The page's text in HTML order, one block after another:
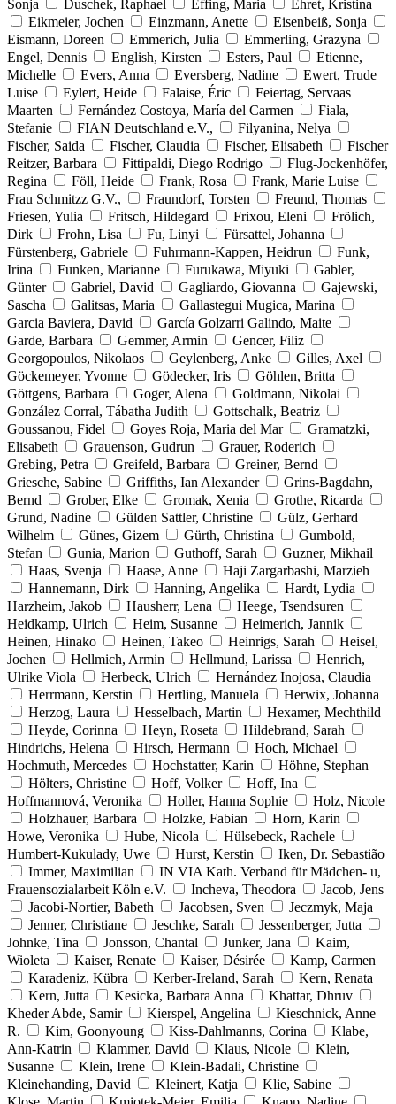
Sonja
Duschek, Raphael Effing, Maria
Ehret, Kristina
Eikmeier, Jochen
Einzmann, Anette
Eisenbeiß, Sonja
Eismann, Doreen
Emmerich, Julia
Emmerling, Grazyna
Engel, Dennis
English, Kirsten Esters, Paul
Etienne,
Michelle
Evers, Anna Eversberg, Nadine
Ewert, Trude
Luise
Eylert, Heide Falaise, Éric
Feiertag, Servaas
Maarten
Fernández Costoya, María del Carmen
Fiala,
Stefanie
FIAN Deutschland e.V.,
Filyanina, Nelya
Fischer, Saida
Fischer, Claudia Fischer, Elisabeth
Fischer
Reitzer, Barbara
Fittipaldi, Diego Rodrigo
Flug-Jockenhöfer,
Regina
Föll, Heide Frank, Rosa
Frank, Marie Luise
Frau Schmitzz G.V.,
Fraundorf, Torsten
Freund, Thomas
Friesen, Yulia
Fritsch, Hildegard Frixou, Eleni
Frölich,
Dirk
Frohn, Lisa Fu, Linyi
Fürsattel, Johanna
Fürstenberg, Gabriele
Fuhrmann-Kappen, Heidrun
Funk,
Irina
Funken, Marianne Furukawa, Miyuki
Gabler,
Günter
Gabriel, David Gagliardo, Giovanna
Gajewski,
Sascha
Galitsas, Maria
Gallastegui Mugica, Marina
Garcia Baviera, David
García Golzarri Galindo, Maite
Garde, Barbara
Gemmer, Armin
Gencer, Filiz
Georgopoulos, Nikolaos
Geylenberg, Anke
Gilles, Axel
Göckemeyer, Yvonne
Gödecker, Iris
Göhlen, Britta
Göttgens, Barbara
Goger, Alena
Goldmann, Nikolai
González Corral, Tábatha Judith
Gottschalk, Beatriz
Goussanou, Fidel
Goyes Roja, Maria del Mar
Gramatzki,
Elisabeth
Grauenson, Gudrun
Grauer, Roderich
Grebing, Petra
Greifeld, Barbara
Greiner, Bernd
Griesche, Sabine
Griffiths, Ian Alexander
Grins-Bagdahn,
Bernd
Grober, Elke Gromak, Xenia
Grothe, Ricarda
Grund, Nadine
Gülden Sattler, Christine
Gülz, Gerhard
Wilhelm
Günes, Gizem Gürth, Christina
Gumbold,
Stefan
Gunia, Marion Guthoff, Sarah
Guzner, Mikhail
Haas, Svenja
Haase, Anne
Haji Zargarbashi, Marzieh
Hannemann, Dirk
Hanning, Angelika
Hardt, Lydia
Harzheim, Jakob
Hausherr, Lena
Heege, Tsendsuren
Heidkamp, Ulrich
Heim, Susanne
Heimerich, Jannik
Heinen, Hinako
Heinen, Takeo Heinrigs, Sarah
Heisel,
Jochen
Hellmich, Armin Hellmund, Larissa
Henrich,
Ulrike Viola
Herbeck, Ulrich
Hernández Inojosa, Claudia
Herrmann, Kerstin
Hertling, Manuela
Herwix, Johanna
Herzog, Laura
Hesselbach, Martin
Hexamer, Mechthild
Heyde, Corinna
Heyn, Roseta
Hildebrand, Sarah
Hindrichs, Helena
Hirsch, Hermann
Hoch, Michael
Hochmuth, Mercedes
Hochstatter, Karin
Höhne, Stephan
Hölters, Christine
Hoff, Volker
Hoff, Ina
Hoffmannová, Veronika
Holler, Hanna Sophie
Holz, Nicole
Holzhauer, Barbara
Holzke, Fabian
Horn, Karin
Howe, Veronika
Hube, Nicola
Hülsebeck, Rachele
Humbert-Kukulady, Uwe
Hurst, Kerstin
Iken, Dr. Sebastião
Immer, Maximilian
IN VIA Kath. Verband für Mädchen- u,
Frauensozialarbeit Köln e.V.
Incheva, Theodora
Jacob, Jens
Jacobi-Nortier, Babeth
Jacobsen, Sven
Jeczmyk, Maja
Jenner, Christiane
Jeschke, Sarah
Jessenberger, Jutta
Johnke, Tina
Jonsson, Chantal Junker, Jana
Kaim,
Wioleta
Kaiser, Renate Kaiser, Désirée
Kamp, Carmen
Karadeniz, Kübra
Kerber-Ireland, Sarah
Kern, Renata
Kern, Jutta
Kesicka, Barbara Anna
Khattar, Dhruv
Kheder Abde, Samir
Kierspel, Angelina
Kieschnick, Anne
R.
Kim, Goonyoung Kiss-Dahlmanns, Corina
Klabe,
Ann-Katrin
Klammer, David Klaus, Nicole
Klein,
Susanne
Klein, Irene
Klein-Badali, Christine
Kleinehanding, David
Kleinert, Katja
Klie, Sabine